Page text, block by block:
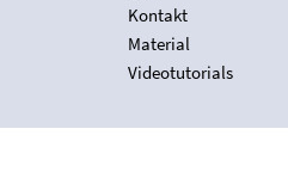
Kontakt
Material
Videotutorials